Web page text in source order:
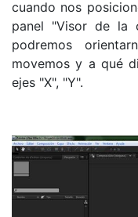
cuando nos
panel "Visor de la
podremos
movemos y a qué
ejes "X", "Y".